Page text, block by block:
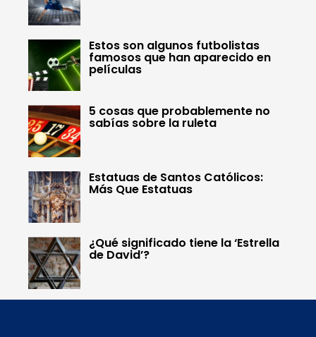
Estos son algunos futbolistas
famosos que han aparecido en
películas
5 cosas que probablemente no
sabías sobre la ruleta
Estatuas de Santos Católicos:
Más Que Estatuas
¿Qué significado tiene la ‘Estrella
de David’?